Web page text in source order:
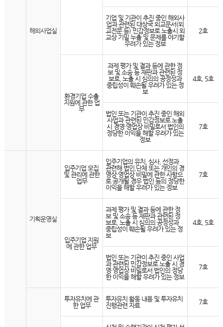
해외사업실
기업 및 기관이 추진 중인 해외사
업과 관련된 대상국 외교문서(외
교전문 등) 민감정보로 노출시 외
교상 기밀 누출 및 문제를 야기할
우려가 있는 정보
2호
환경기업 수출
지원에 관한 업
무
과제 평가 및 결과 등에 관한 정
보 및 소송 등 재판과 관련된 정
보로, 노출 시 심의의 공정성과
중립성이 훼손될 우려가 있는 정
보
4호, 5호
법인 또는 기관이 추진 중인 해외
사업과 관련된 민감정보로 노출
시 경영·영업상 비밀로서 법인의
정당한 이익을 해할 우려가 있는
정보
7호
기획운영실
입주기업 모집
및 관리에 관한
업무
입주기업의 유치, 심사, 선정과
관련해 법인,단체 또는 개인의 경
영상·영업상 비밀에 관한 사항으
로 공개될 경우 법인 등의 정당한
이익을 해할 우려가 있는 정보
7호
입주기업 지원
에 관한 업무
과제 평가 및 결과 등에 관한 정
보 및 소송 등 재판과 관련된 정
보로, 노출 시 심의의 공정성과
중립성이 훼손될 우려가 있는 정
보
4호, 5호
법인 또는 기관이 추진 중인 사업
과 관련된 민감정보로 노출 시 경
영·영업상 비밀로서 법인의 정당
한 이익을 해할 우려가 있는 정보
7호
투자유치에 관
한 업무
투자유치 활동 내용 및 투자유치
진행관련 자료
7호